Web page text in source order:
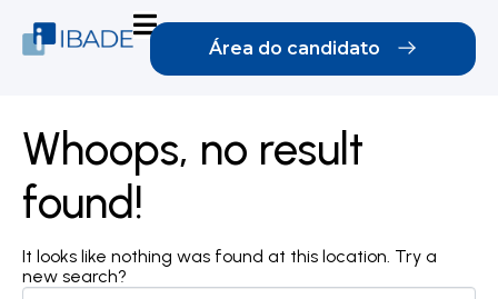
Área do candidato
Whoops, no result
found!
It looks like nothing was found at this location. Try a
new search?